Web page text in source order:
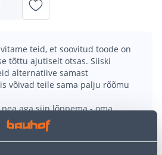
teid, et soovitud toode on
tõttu ajutiselt otsas. Siiski
alternatiive samast
võivad teile sama palju rõõmu
aga siin lõppema - oma
naastes
otsingufunktsiooni, et leida
valikuid. Head ostlemist!